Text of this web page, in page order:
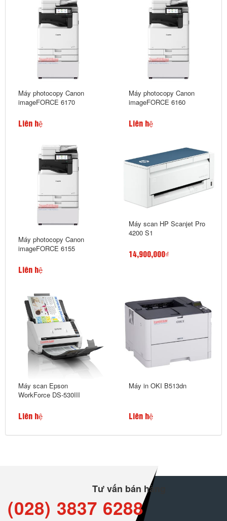
Máy photocopy Canon
imageFORCE 6170
Liên hệ
Máy photocopy Canon
imageFORCE 6160
Liên hệ
Máy photocopy Canon
imageFORCE 6155
Liên hệ
Máy scan HP Scanjet Pro
4200 S1
14,900,000₫
Máy scan Epson
WorkForce DS-530III
Liên hệ
Máy in OKI B513dn
Liên hệ
Tư vấn bán hàng
(028) 3837 6288